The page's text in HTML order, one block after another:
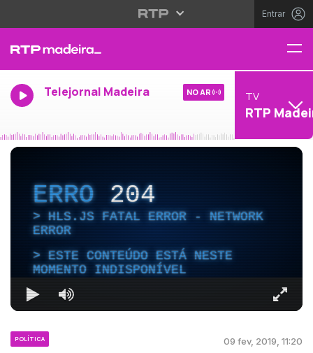
Entrar
Telejornal Madeira NO AR TV
RTP
ERRO204
HLS.JS FATAL ERROR - NETWORK
ERROR
ESTE CONTEÚDO ESTÁ NESTE
MOMENTO INDISPONÍVEL
POLÍTICA 09 fev, 2019, 11:20